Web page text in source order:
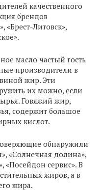
качественного
брендов
«Брест-Литовск»,
масло частый гость
производители в
жир. Эти
их можно, если
Говяжий жир,
содержит большое
кислот.
обнаружили
«Солнечная долина»,
«Посейдон сервис». В
жиров, а в
жира.